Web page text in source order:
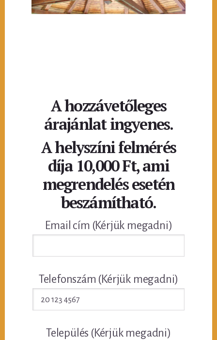
A hozzávetőleges
árajánlat ingyenes.
A helyszíni felmérés
díja 10,000 Ft, ami
megrendelés esetén
beszámítható.
Email cím (Kérjük megadni)
Telefonszám (Kérjük megadni)
Település (Kérjük megadni)